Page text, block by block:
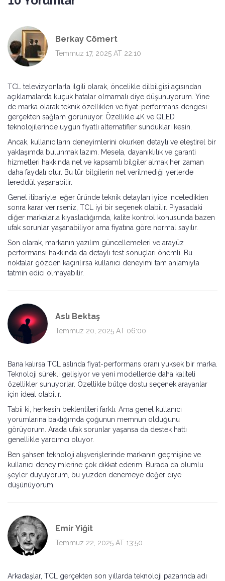
Berkay Cömert
Temmuz 17, 2025 AT 22:10
TCL televizyonlarla ilgili olarak, öncelikle dilbilgisi açısından
açıklamalarda küçük hatalar olmamalı diye düşünüyorum. Yine
de marka olarak teknik özellikleri ve fiyat-performans dengesi
gerçekten sağlam görünüyor. Özellikle 4K ve QLED
teknolojilerinde uygun fiyatlı alternatifler sundukları kesin.
Ancak, kullanıcıların deneyimlerini okurken detaylı ve eleştirel bir
yaklaşımda bulunmak lazım. Mesela, dayanıklılık ve garanti
hizmetleri hakkında net ve kapsamlı bilgiler almak her zaman
daha faydalı olur. Bu tür bilgilerin net verilmediği yerlerde
tereddüt yaşanabilir.
Genel itibariyle, eğer üründe teknik detayları iyice inceledikten
sonra karar verirseniz, TCL iyi bir seçenek olabilir. Piyasadaki
diğer markalarla kıyasladığımda, kalite kontrol konusunda bazen
ufak sorunlar yaşanabiliyor ama fiyatına göre normal sayılır.
Son olarak, markanın yazılım güncellemeleri ve arayüz
performansı hakkında da detaylı test sonuçları önemli. Bu
noktalar gözden kaçırılırsa kullanıcı deneyimi tam anlamıyla
tatmin edici olmayabilir.
Aslı Bektaş
Temmuz 20, 2025 AT 06:00
Bana kalırsa TCL aslında fiyat-performans oranı yüksek bir marka.
Teknoloji sürekli gelişiyor ve yeni modellerde daha kaliteli
özellikler sunuyorlar. Özellikle bütçe dostu seçenek arayanlar
için ideal olabilir.
Tabii ki, herkesin beklentileri farklı. Ama genel kullanıcı
yorumlarına baktığımda çoğunun memnun olduğunu
görüyorum. Arada ufak sorunlar yaşansa da destek hattı
genellikle yardımcı oluyor.
Ben şahsen teknoloji alışverişlerinde markanın geçmişine ve
kullanıcı deneyimlerine çok dikkat ederim. Burada da olumlu
şeyler duyuyorum, bu yüzden denemeye değer diye
düşünüyorum.
Emir Yiğit
Temmuz 22, 2025 AT 13:50
Arkadaşlar, TCL gerçekten son yıllarda teknoloji pazarında adı